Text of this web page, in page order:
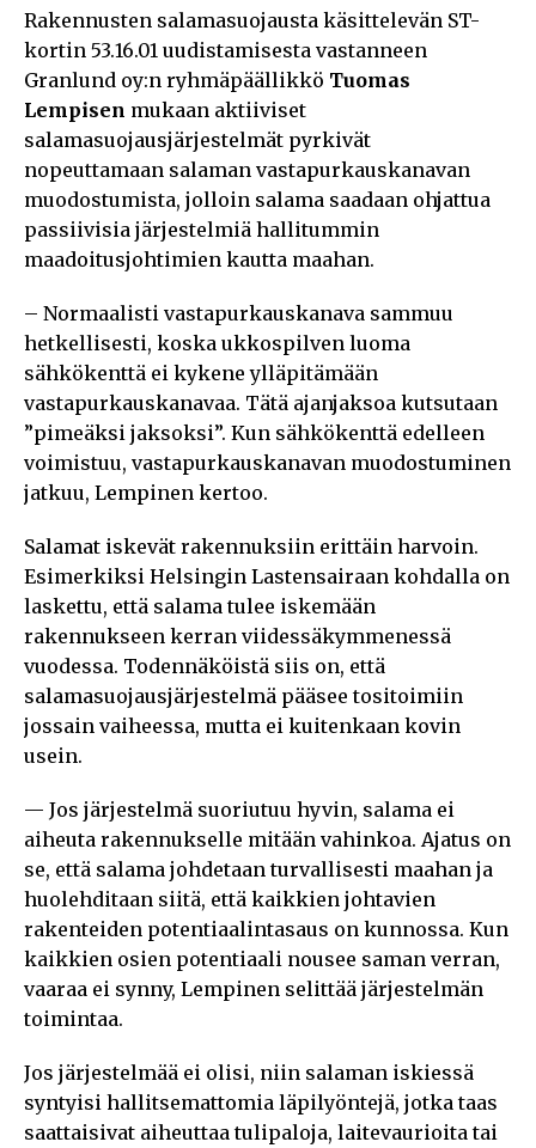
Rakennusten salamasuojausta käsittelevän ST-
kortin 53.16.01 uudistamisesta vastanneen
Granlund oy:n ryhmäpäällikkö Tuomas
Lempisen mukaan aktiiviset
salamasuojausjärjestelmät pyrkivät
nopeuttamaan salaman vastapurkauskanavan
muodostumista, jolloin salama saadaan ohjattua
passiivisia järjestelmiä hallitummin
maadoitusjohtimien kautta maahan.
– Normaalisti vastapurkauskanava sammuu
hetkellisesti, koska ukkospilven luoma
sähkökenttä ei kykene ylläpitämään
vastapurkauskanavaa. Tätä ajanjaksoa kutsutaan
”pimeäksi jaksoksi”. Kun sähkökenttä edelleen
voimistuu, vastapurkauskanavan muodostuminen
jatkuu, Lempinen kertoo.
Salamat iskevät rakennuksiin erittäin harvoin.
Esimerkiksi Helsingin Lastensairaan kohdalla on
laskettu, että salama tulee iskemään
rakennukseen kerran viidessäkymmenessä
vuodessa. Todennäköistä siis on, että
salamasuojausjärjestelmä pääsee tositoimiin
jossain vaiheessa, mutta ei kuitenkaan kovin
usein.
— Jos järjestelmä suoriutuu hyvin, salama ei
aiheuta rakennukselle mitään vahinkoa. Ajatus on
se, että salama johdetaan turvallisesti maahan ja
huolehditaan siitä, että kaikkien johtavien
rakenteiden potentiaalintasaus on kunnossa. Kun
kaikkien osien potentiaali nousee saman verran,
vaaraa ei synny, Lempinen selittää järjestelmän
toimintaa.
Jos järjestelmää ei olisi, niin salaman iskiessä
syntyisi hallitsemattomia läpilyöntejä, jotka taas
saattaisivat aiheuttaa tulipaloja, laitevaurioita tai